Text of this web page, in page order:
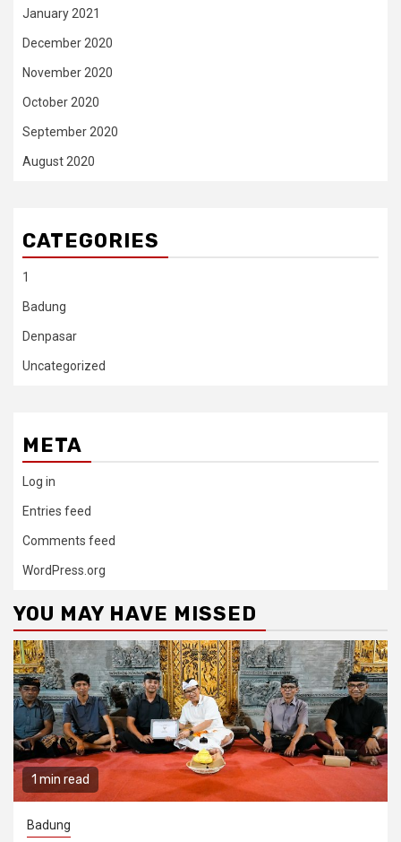
January 2021
December 2020
November 2020
October 2020
September 2020
August 2020
CATEGORIES
1
Badung
Denpasar
Uncategorized
META
Log in
Entries feed
Comments feed
WordPress.org
YOU MAY HAVE MISSED
1 min read
Badung